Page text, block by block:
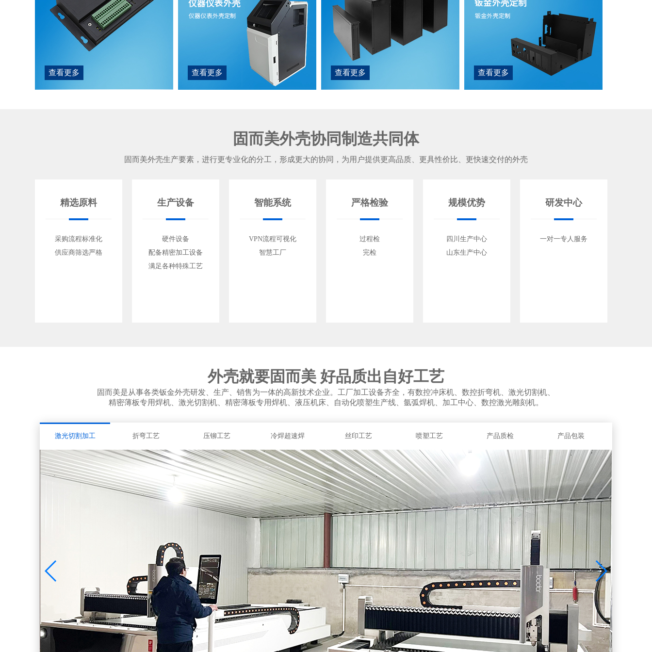
查看更多 查看更多 查看更多 查看更多
固而美外壳协同制造共同体
固而美外壳生产要素，进行更专业化的分工，形成更大的协同，为用户提供更高品质、更具性价比、更快速交付的外壳
精选原料
采购流程标准化
供应商筛选严格
生产设备
硬件设备
配备精密加工设备
满足各种特殊工艺
智能系统
VPN流程可视化
智慧工厂
严格检验
过程检
完检
规模优势
四川生产中心
山东生产中心
研发中心
一对一专人服务
外壳就要固而美 好品质出自好工艺
固而美是从事各类钣金外壳研发、生产、销售为一体的高新技术企业。工厂加工设备齐全，有数控冲床机、数控折弯机、激光切割机、
精密薄板专用焊机、激光切割机、精密薄板专用焊机、液压机床、自动化喷塑生产线、氩弧焊机、加工中心、数控激光雕刻机。
激光切割加工 折弯工艺 压铆工艺 冷焊超速焊 丝印工艺 喷塑工艺 产品质检 产品包装